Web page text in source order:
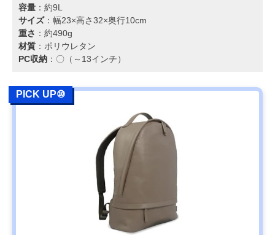
容量 ：約9L
サイズ：幅23×高さ32×奥行10cm
重さ ：約490g
材質 ：ポリウレタン
PC収納 ：〇（～13インチ）
PICK UP⑩